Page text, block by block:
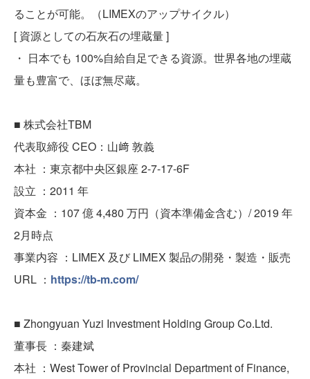
ることが可能。（LIMEXのアップサイクル）
[ 資源としての石灰石の埋蔵量 ]
・ 日本でも 100%自給自足できる資源。世界各地の埋蔵
量も豊富で、ほぼ無尽蔵。
■ 株式会社TBM
代表取締役 CEO：山﨑 敦義
本社 ：東京都中央区銀座 2-7-17-6F
設立 ：2011 年
資本金 ：107 億 4,480 万円（資本準備金含む）/ 2019 年
2月時点
事業内容 ：LIMEX 及び LIMEX 製品の開発・製造・販売
URL ： https://tb-m.com/
■ Zhongyuan Yuzi Investment Holding Group Co.Ltd.
董事長 ：秦建斌
本社 ：West Tower of Provincial Department of Finance,